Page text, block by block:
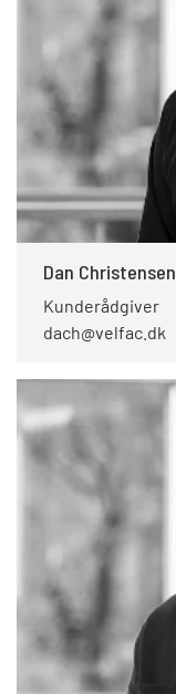
Dan Christensen
Kunderådgiver
dach@velfac.dk